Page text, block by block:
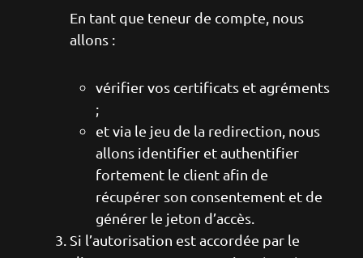
En tant que teneur de compte, nous
allons :
vérifier vos certificats et agréments
;
et via le jeu de la redirection, nous
allons identifier et authentifier
fortement le client afin de
récupérer son consentement et de
générer le jeton d’accès.
Si l’autorisation est accordée par le